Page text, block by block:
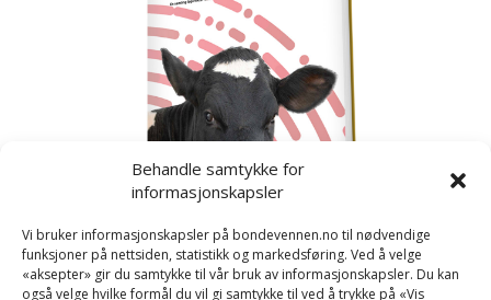
Behandle samtykke for
informasjonskapsler
Vi bruker informasjonskapsler på bondevennen.no til nødvendige
funksjoner på nettsiden, statistikk og markedsføring. Ved å velge
«aksepter» gir du samtykke til vår bruk av informasjonskapsler. Du kan
også velge hvilke formål du vil gi samtykke til ved å trykke på «Vis